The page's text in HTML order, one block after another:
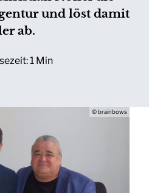
und löst damit
ab.
1 Min
© brainbows